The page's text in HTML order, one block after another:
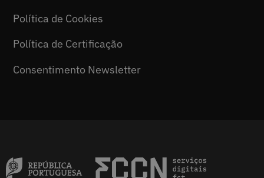
Política de Cookies
Política de Certificação
Consentimento Newsletter